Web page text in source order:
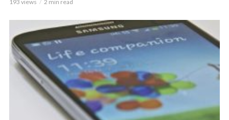
193 views 2 min read